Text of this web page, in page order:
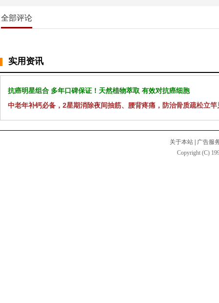
全部评论
实用资讯
抗癌明星组合 多年口碑保证！天然植物萃取 有效对抗癌细胞
中老年补钙必备，2星期消除夜间抽筋、腰背疼痛，防治骨质疏松立竿
关于本站 | 广告服
Copyright (C)